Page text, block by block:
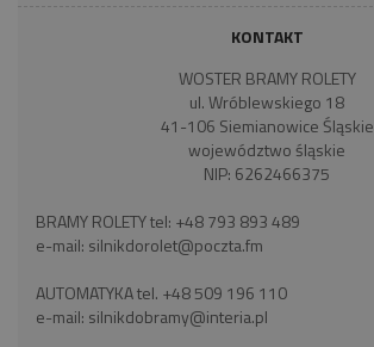
KONTAKT
WOSTER BRAMY ROLETY
ul. Wróblewskiego 18
41-106 Siemianowice Śląskie
województwo śląskie
NIP: 6262466375
BRAMY ROLETY tel: +48 793 893 489
e-mail: silnikdorolet@poczta.fm
AUTOMATYKA tel. +48 509 196 110
e-mail: silnikdobramy@interia.pl